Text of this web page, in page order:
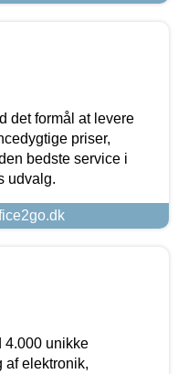
det formål at levere
priser,
bedste service i
udvalg.
4.000 unikke
af elektronik,